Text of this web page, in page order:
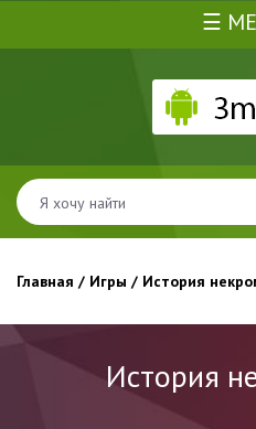
☰
Главная / Игры / История
История